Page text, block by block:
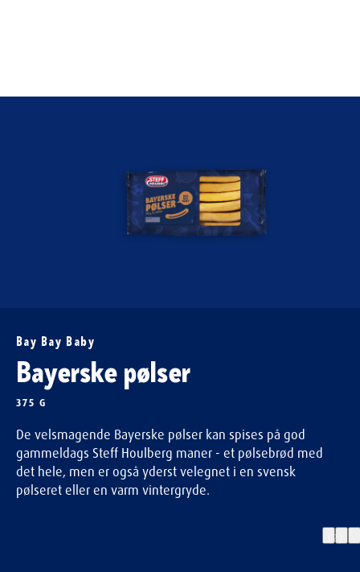
Bay Bay Baby
Bayerske pølser
375 G
De velsmagende Bayerske pølser kan spises på god
gammeldags Steff Houlberg maner - et pølsebrød med
det hele, men er også yderst velegnet i en svensk
pølseret eller en varm vintergryde.
(2)